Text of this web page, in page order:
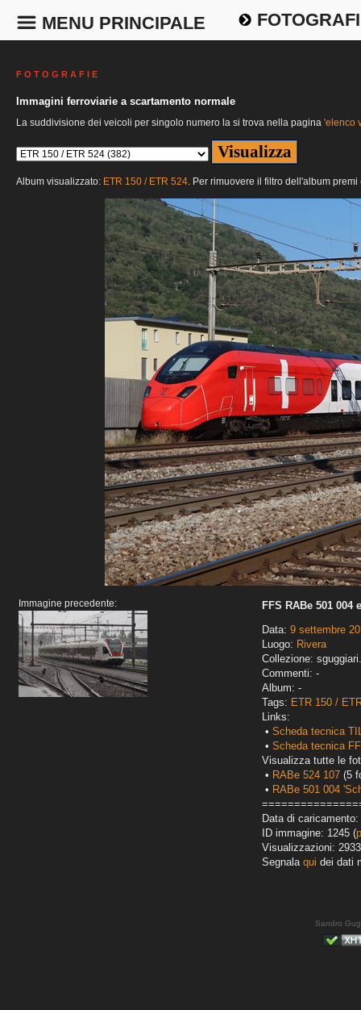
MENU PRINCIPALE
F O T O G R A F I E
Immagini ferroviarie a scartamento normale
La suddivisione dei veicoli per singolo numero la si trova nella pagina 'elenco
Album visualizzato: ETR 150 / ETR 524. Per rimuovere il filtro dell'album premi
Immagine precedente:
FFS RABe 501 004
Data: 9 settembre
Luogo: Rivera
Collezione:
Commenti: -
Album: -
Tags: ETR 150 /
Links:
• Scheda tecnica
• Scheda tecnica
Visualizza tutte le
• RABe 524 107 (5
• RABe 501 004
Data di caricamento:
ID immagine: 1245 (
Visualizzazioni: 2933
Segnala qui dei dati
Sandro